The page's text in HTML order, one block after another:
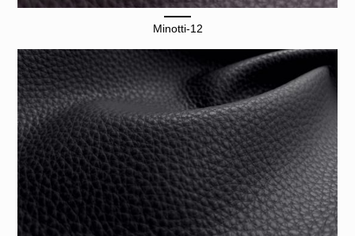
Minotti-12